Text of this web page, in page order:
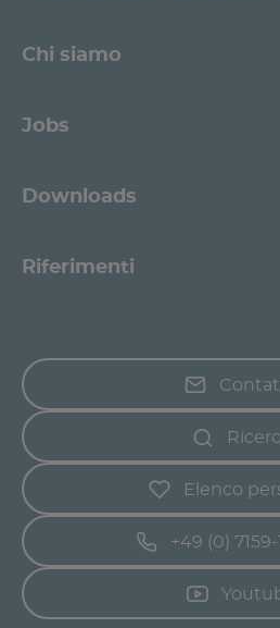
Chi siamo
Jobs
Downloads
Riferimenti
Elenco
+49 (0)